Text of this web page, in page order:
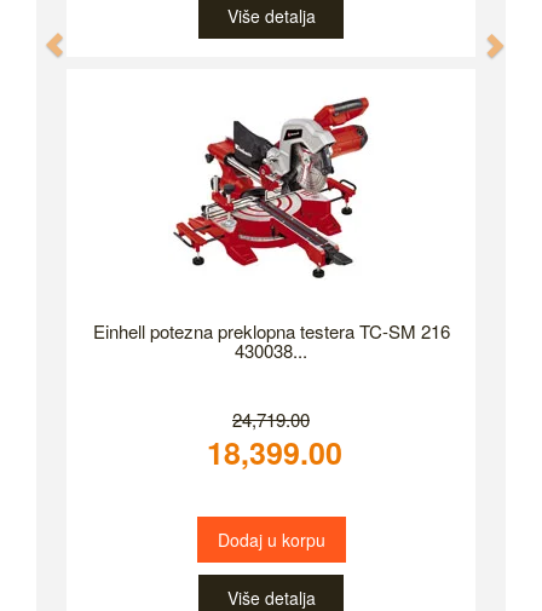
Više detalja
Einhell potezna preklopna testera TC-SM 216
430038...
24,719.00
18,399.00
Dodaj u korpu
Više detalja